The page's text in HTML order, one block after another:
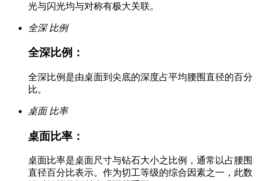
光与闪光均与对称有极大关联。
全深 比例
全深比例：
全深比例是由桌面到尖底的深度占平均腰围直径的百分
比。
桌面 比率
桌面比率：
桌面比率是桌面尺寸与钻石大小之比例，通常以占腰围
直径百分比表示。作为切工等级的综合因素之一，此数